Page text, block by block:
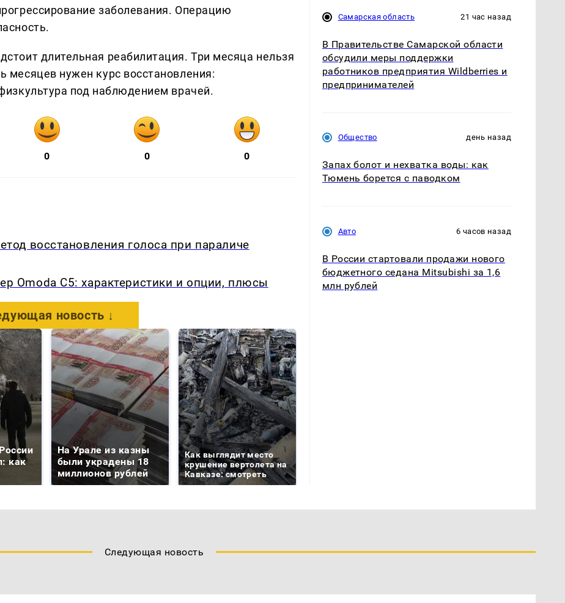
заболевания. Операцию
длительная реабилитация. Три месяца нельзя
нужен курс восстановления:
под наблюдением врачей.
0 0 0
восстановления голоса при параличе
Omoda C5: характеристики и опции, плюсы
новость ↓
как
На Урале из казны
были украдены 18
миллионов рублей
Как выглядит место
крушение вертолета на
Кавказе: смотреть
Самарская область 21 час назад
В Правительстве Самарской области
обсудили меры поддержки
работников предприятия Wildberries и
предпринимателей
Общество день назад
Запах болот и нехватка воды: как
Тюмень борется с паводком
Авто 6 часов назад
В России стартовали продажи нового
бюджетного седана Mitsubishi за 1,6
млн рублей
Следующая новость